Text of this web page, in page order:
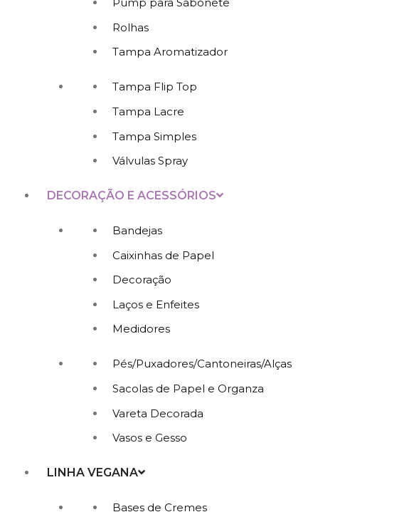
Rolhas
Tampa Aromatizador
Tampa Flip Top
Tampa Lacre
Tampa Simples
Válvulas Spray
DECORAÇÃO E ACESSÓRIOS
Bandejas
Caixinhas de Papel
Decoração
Laços e Enfeites
Medidores
Pés/Puxadores/Cantoneiras/Alças
Sacolas de Papel e Organza
Vareta Decorada
Vasos e Gesso
LINHA VEGANA
Bases de Cremes